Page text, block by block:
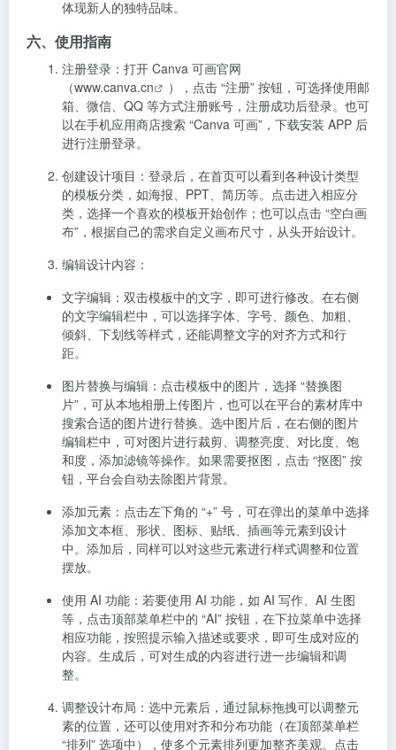
创建设计项目：登录后，在首页可以看到各种设计类型
的模板分类，如海报、PPT、简历等。点击进入相应分
类，选择一个喜欢的模板开始创作；也可以点击 “空白画
布”，根据自己的需求自定义画布尺寸，从头开始设计。
编辑设计内容：
文字编辑：双击模板中的文字，即可进行修改。在右侧
的文字编辑栏中，可以选择字体、字号、颜色、加粗、
倾斜、下划线等样式，还能调整文字的对齐方式和行
距。
图片替换与编辑：点击模板中的图片，选择 “替换图
片”，可从本地相册上传图片，也可以在平台的素材库中
搜索合适的图片进行替换。选中图片后，在右侧的图片
和度，添加滤镜等操作。如果需要抠图，点击 “抠图” 按
钮，平台会自动去除图片背景。
添加元素
中。添加后，同样可以对这些元素进行样式调整和位置
摆放。
使用 AI 功能：若要使用 AI 功能，如 AI 写作、AI 生图
等，点击顶部菜单栏中的 “AI” 按钮，在下拉菜单中选择
相应功能，按照提示输入描述或要求，即可生成对应的
整。
调整设计布局 ：选中元素后，通过鼠标拖拽可以调整元
素的位置，还可以使用对齐和分布功能（在顶部菜单栏
右侧的 “布局” 选项卡，可选择预设的布局方式，快速调
整页面元素的分布。
保存与分享：设计完成后，点击右上角的 “下载” 按钮，
选择需要的文件格式（如 PNG、JPEG、PDF 等）进行
成在线链接分享给他人，也可以直接分享到微信、微
博、抖音、小红书等社交媒体平台。